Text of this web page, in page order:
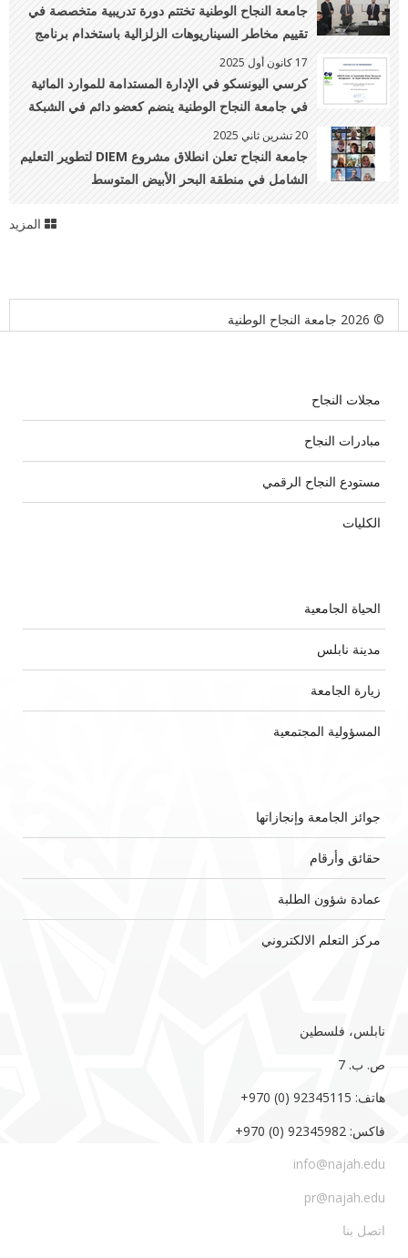
جامعة النجاح الوطنية تختتم دورة تدريبية متخصصة في
تقييم مخاطر السيناريوهات الزلزالية باستخدام برنامج
OpenQuake
17 كانون أول 2025
كرسي اليونسكو في الإدارة المستدامة للموارد المائية
في جامعة النجاح الوطنية ينضم كعضو دائم في الشبكة
العالمية للابتكار الجامعي (GUNi)
20 تشرين ثاني 2025
جامعة النجاح تعلن انطلاق مشروع DIEM لتطوير التعليم
الشامل في منطقة البحر الأبيض المتوسط
المزيد
© 2026 جامعة النجاح الوطنية
مجلات النجاح
مبادرات النجاح
مستودع النجاح الرقمي
الكليات
الحياة الجامعية
مدينة نابلس
زيارة الجامعة
المسؤولية المجتمعية
جوائز الجامعة وإنجازاتها
حقائق وأرقام
عمادة شؤون الطلبة
مركز التعلم الالكتروني
نابلس، فلسطين
ص. ب. 7‏
هاتف: 92345115 (0) 970‏‎+‎
فاكس: 92345982 (0) 970‏‎+‎
info@najah.edu
pr@najah.edu
اتصل بنا